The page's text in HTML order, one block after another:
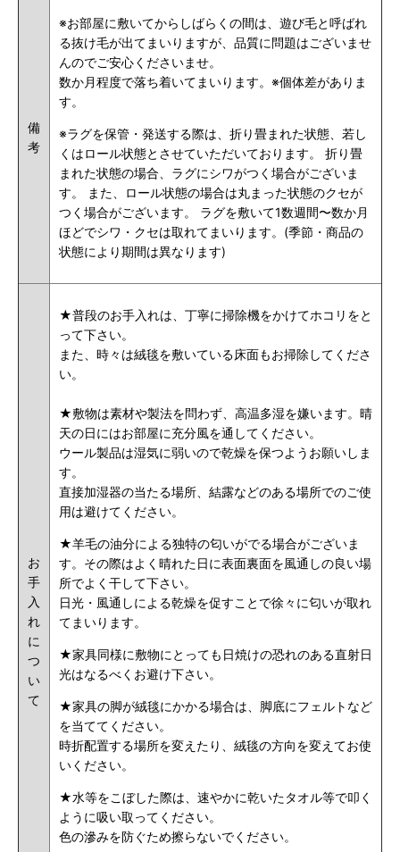
備
考
※お部屋に敷いてからしばらくの間は、遊び毛と呼ばれ
る抜け毛が出てまいりますが、品質に問題はございませ
んのでご安心くださいませ。
数か月程度で落ち着いてまいります。※個体差がありま
す。
※ラグを保管・発送する際は、折り畳まれた状態、若し
くはロール状態とさせていただいております。 折り畳
まれた状態の場合、ラグにシワがつく場合がございま
す。 また、ロール状態の場合は丸まった状態のクセが
つく場合がございます。 ラグを敷いて1数週間〜数か月
ほどでシワ・クセは取れてまいります。(季節・商品の
状態により期間は異なります)
お
手
入
れ
に
つ
い
て
★普段のお手入れは、丁寧に掃除機をかけてホコリをと
って下さい。
また、時々は絨毯を敷いている床面もお掃除してくださ
い。
★敷物は素材や製法を問わず、高温多湿を嫌います。晴
天の日にはお部屋に充分風を通してください。
ウール製品は湿気に弱いので乾燥を保つようお願いしま
す。
直接加湿器の当たる場所、結露などのある場所でのご使
用は避けてください。
★羊毛の油分による独特の匂いがでる場合がございま
す。その際はよく晴れた日に表面裏面を風通しの良い場
所でよく干して下さい。
日光・風通しによる乾燥を促すことで徐々に匂いが取れ
てまいります。
★家具同様に敷物にとっても日焼けの恐れのある直射日
光はなるべくお避け下さい。
★家具の脚が絨毯にかかる場合は、脚底にフェルトなど
を当ててください。
時折配置する場所を変えたり、絨毯の方向を変えてお使
いください。
★水等をこぼした際は、速やかに乾いたタオル等で叩く
ように吸い取ってください。
色の滲みを防ぐため擦らないでください。